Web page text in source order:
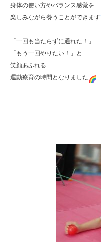
身体の使い方やバランス感覚を
楽しみながら養うことができます
「一回も当たらずに通れた！」
「もう一回やりたい！」と
笑顔あふれる
運動療育の時間となりました